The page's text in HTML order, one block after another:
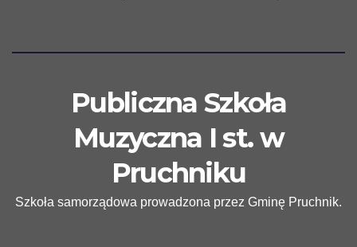
Publiczna Szkoła
Muzyczna I st. w
Pruchniku
Szkoła samorządowa prowadzona przez Gminę Pruchnik.